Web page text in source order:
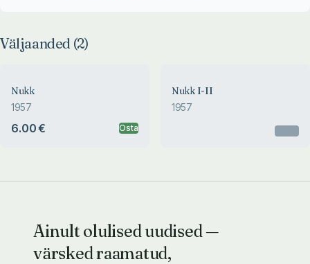
Väljaanded (2)
Nukk
1957
6.00 € Osta
Nukk I-II
1957
Ainult olulised uudised —
värsked raamatud,